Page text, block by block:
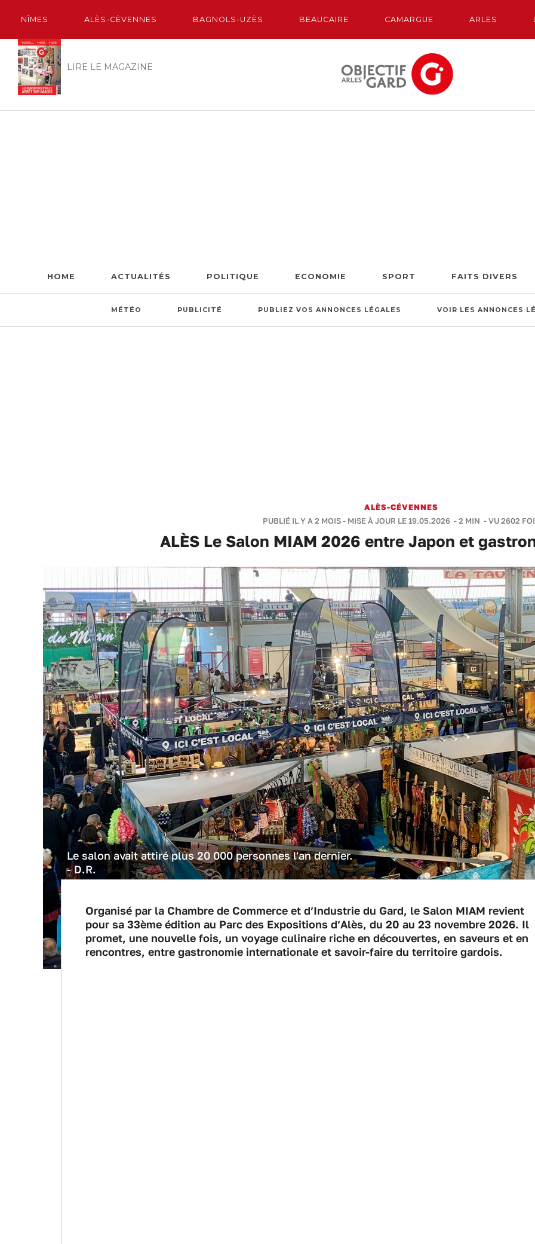
NÎMES ALÈS-CÈVENNES BAGNOLS-UZÈS BEAUCAIRE CAMARGUE ARLES
LIRE LE MAGAZINE
HOME ACTUALITÉS POLITIQUE ECONOMIE SPORT FAITS DIVERS
MÉTÉO PUBLICITÉ PUBLIEZ VOS ANNONCES LÉGALES VOIR LES ANNONCES
ALÈS-CÉVENNES
PUBLIÉ IL Y A 2 MOIS - MISE À JOUR LE 19.05.2026 -2 MIN - VU 2602
ALÈS Le Salon MIAM 2026 entre Japon et
Le salon avait attiré plus 20 000 personnes l'an dernier.
- D.R.
Organisé par la Chambre de Commerce et d’Industrie du Gard, le Salon MIAM revient
pour sa 33ème édition au Parc des Expositions d’Alès, du 20 au 23 novembre 2026. Il
promet, une nouvelle fois, un voyage culinaire riche en découvertes, en saveurs et en
rencontres, entre gastronomie internationale et savoir-faire du territoire gardois.